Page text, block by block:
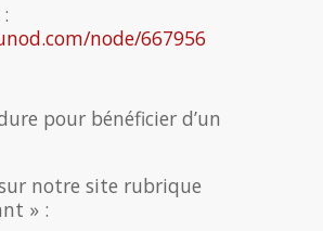
node/667956
pour bénéficier d’un
notre site rubrique
» :